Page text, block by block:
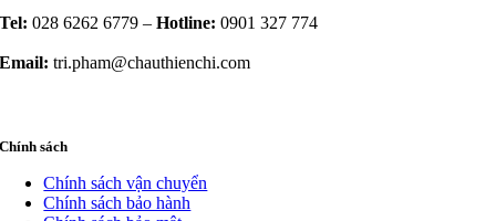
Tel: 028 6262 6779 –Hotline: 0901 327 774
Email: tri.pham@chauthienchi.com
Chính sách
Chính sách vận chuyển
Chính sách bảo hành